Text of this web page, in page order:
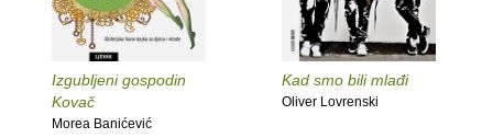
Izgubljeni gospodin
Kovač
Morea Banićević
Kad smo bili mlađi
Oliver Lovrenski